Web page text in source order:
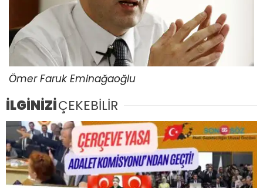
Ömer Faruk Eminağaoğlu
İLGİNİZİÇEKEBİLİR